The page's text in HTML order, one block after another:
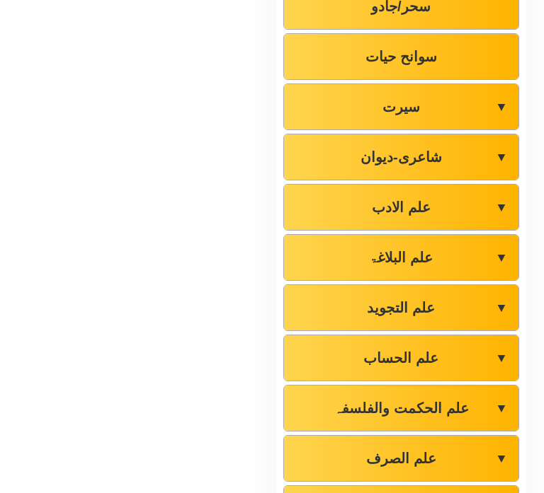
سحر/جادو
سوانح حیات
سیرت ▼
شاعری-دیوان ▼
علم الادب ▼
علم البلاغۃ ▼
علم التجوید ▼
علم الحساب ▼
علم الحکمت والفلسفہ ▼
علم الصرف ▼